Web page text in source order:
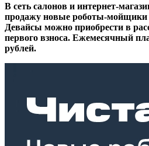
В сеть салонов и интернет-
продажу новые роботы-мойщики
Девайсы можно приобрести в
первого взноса. Ежемесячный
рублей.